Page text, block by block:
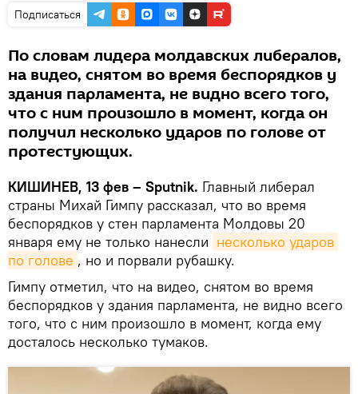
Подписаться
По словам лидера молдавских либералов,
на видео, снятом во время беспорядков у
здания парламента, не видно всего того,
что с ним произошло в момент, когда он
получил несколько ударов по голове от
протестующих.
КИШИНЕВ, 13 фев – Sputnik. Главный либерал
страны Михай Гимпу рассказал, что во время
беспорядков у стен парламента Молдовы 20
января ему не только нанесли несколько ударов
по голове , но и порвали рубашку.
Гимпу отметил, что на видео, снятом во время
беспорядков у здания парламента, не видно всего
того, что с ним произошло в момент, когда ему
досталось несколько тумаков.